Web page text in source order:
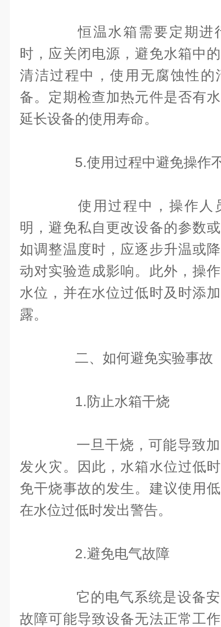
恒温水箱需要定期进
时，应关闭电源，避免水箱中
清洁过程中，使用无腐蚀性的
备。定期检查加热元件是否有
延长设备的使用寿命。
5.使用过程中避免操作
使用过程中，操作人
明，避免私自更改设备的参数
如调整温度时，应逐步升温或
动对实验造成影响。此外，操
水位，并在水位过低时及时添
露。
二、如何避免实验事故
1.防止水箱干烧
一旦干烧，可能导致加
发火灾。因此，水箱水位过低
免干烧事故的发生。建议使用
在水位过低时发出警告。
2.避免电气故障
它的电气系统是设备安
故障可能导致设备无法正常工